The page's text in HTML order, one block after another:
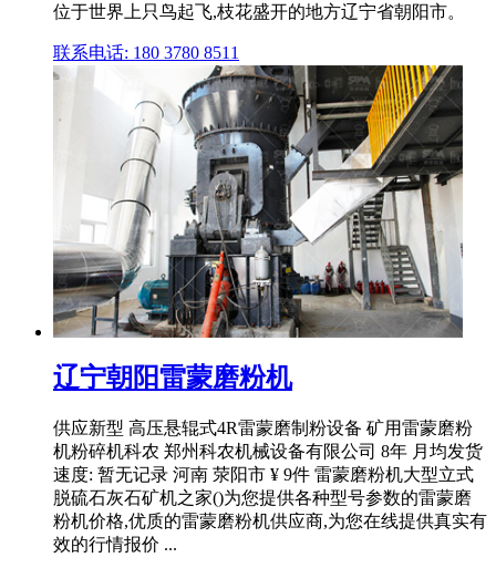
位于世界上只鸟起飞,枝花盛开的地方辽宁省朝阳市。
联系电话: 180 3780 8511
辽宁朝阳雷蒙磨粉机
供应新型 高压悬辊式4R雷蒙磨制粉设备 矿用雷蒙磨粉
机粉碎机科农 郑州科农机械设备有限公司 8年 月均发货
速度: 暂无记录 河南 荥阳市 ¥ 9件 雷蒙磨粉机大型立式
脱硫石灰石矿机之家()为您提供各种型号参数的雷蒙磨
粉机价格,优质的雷蒙磨粉机供应商,为您在线提供真实有
效的行情报价 ...